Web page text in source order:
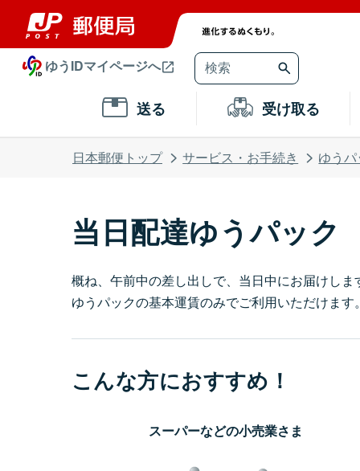
ゆうIDマイページへ
送る 受け取る
日本郵便トップ サービス・お手続き ゆう
当日配達ゆうパック
概ね、午前中の差し出しで、当日中にお届けしま
ゆうパックの基本運賃のみでご利用いただけます
こんな方におすすめ！
スーパーなどの小売業さま